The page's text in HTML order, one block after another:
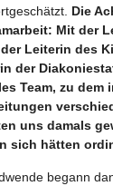
Die
Mit der
Leiterin des
der
Team, zu dem
uns damals
sich hätten
begann